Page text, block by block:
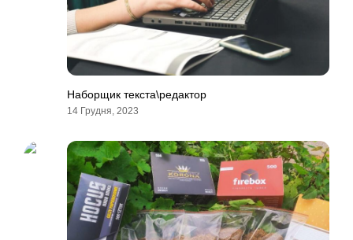
Наборщик текста\редактор
14 Грудня, 2023